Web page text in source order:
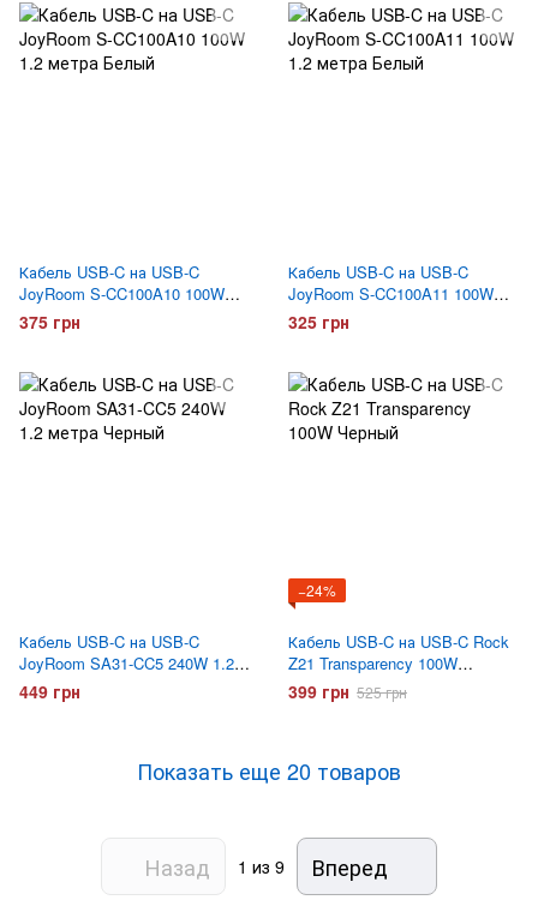
Кабель USB-C на USB-C
JoyRoom S-CC100A10 100W
1.2 метра Белый
375 грн
Кабель USB-C на USB-C
JoyRoom S-CC100A11 100W
1.2 метра Белый
325 грн
Кабель USB-C на USB-C
JoyRoom SA31-CC5 240W 1.2
метра Черный
449 грн
−24%
Кабель USB-C на USB-C Rock
Z21 Transparency 100W
Черный
399 грн 525 грн
Показать еще 20 товаров
Назад 1 из 9 Вперед